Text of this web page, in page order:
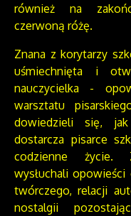
również na
czerwoną różę.
Znana z korytarzy
uśmiechnięta i
nauczycielka -
warsztatu
dowiedzieli się,
dostarcza pisarce
codzienne życie.
wysłuchali
twórczego, relacji
nostalgii